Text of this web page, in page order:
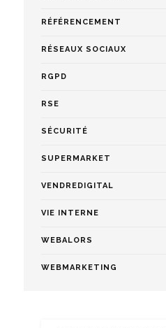
RÉFÉRENCEMENT
RÉSEAUX SOCIAUX
RGPD
RSE
SÉCURITÉ
SUPERMARKET
VENDREDIGITAL
VIE INTERNE
WEBALORS
WEBMARKETING